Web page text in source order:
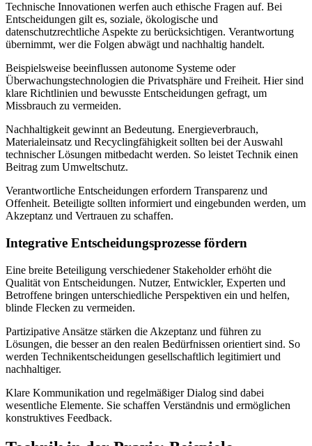
Technische Innovationen werfen auch ethische Fragen auf. Bei
Entscheidungen gilt es, soziale, ökologische und
datenschutzrechtliche Aspekte zu berücksichtigen. Verantwortung
übernimmt, wer die Folgen abwägt und nachhaltig handelt.
Beispielsweise beeinflussen autonome Systeme oder
Überwachungstechnologien die Privatsphäre und Freiheit. Hier sind
klare Richtlinien und bewusste Entscheidungen gefragt, um
Missbrauch zu vermeiden.
Nachhaltigkeit gewinnt an Bedeutung. Energieverbrauch,
Materialeinsatz und Recyclingfähigkeit sollten bei der Auswahl
technischer Lösungen mitbedacht werden. So leistet Technik einen
Beitrag zum Umweltschutz.
Verantwortliche Entscheidungen erfordern Transparenz und
Offenheit. Beteiligte sollten informiert und eingebunden werden, um
Akzeptanz und Vertrauen zu schaffen.
Integrative Entscheidungsprozesse fördern
Eine breite Beteiligung verschiedener Stakeholder erhöht die
Qualität von Entscheidungen. Nutzer, Entwickler, Experten und
Betroffene bringen unterschiedliche Perspektiven ein und helfen,
blinde Flecken zu vermeiden.
Partizipative Ansätze stärken die Akzeptanz und führen zu
Lösungen, die besser an den realen Bedürfnissen orientiert sind. So
werden Technikentscheidungen gesellschaftlich legitimiert und
nachhaltiger.
Klare Kommunikation und regelmäßiger Dialog sind dabei
wesentliche Elemente. Sie schaffen Verständnis und ermöglichen
konstruktives Feedback.